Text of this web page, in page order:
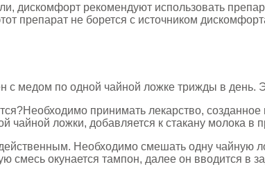
дискомфорт рекомендуют использовать
препарат не борется с источником
с медом по одной чайной ложке трижды в день.
Необходимо принимать лекарство,
чайной ложки, добавляется к стакану молока в
Необходимо смешать одну чайную
окунается тампон, далее он вводится в